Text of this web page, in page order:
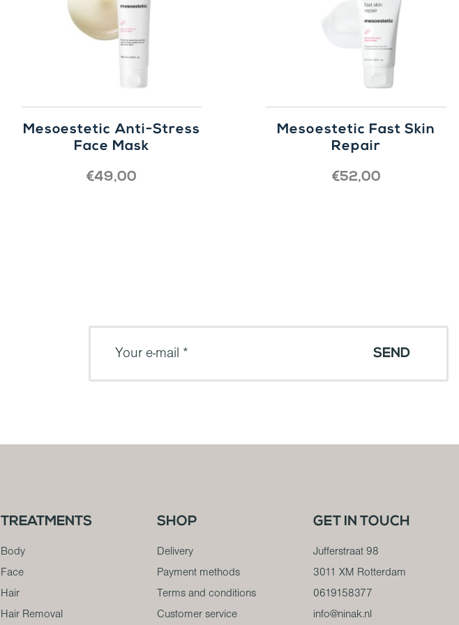
Mesoestetic Anti-Stress
Face Mask
€49,00
Mesoestetic Fast Skin
Repair
€52,00
TREATMENTS
Body
Face
Hair
Hair Removal
SHOP
Delivery
Payment methods
Terms and conditions
Customer service
GET IN TOUCH
Jufferstraat 98
3011 XM Rotterdam
0619158377
info@ninak.nl